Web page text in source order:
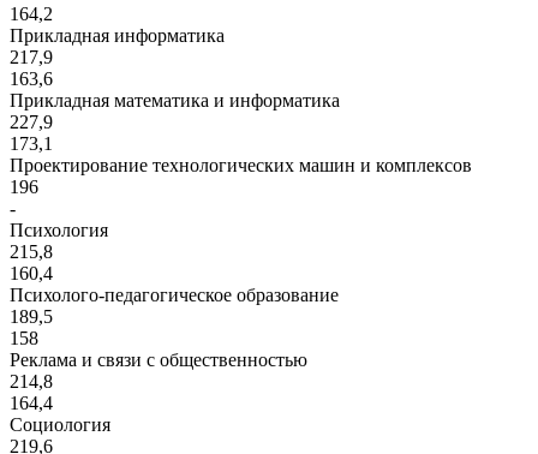
164,2
Прикладная информатика
217,9
163,6
Прикладная математика и информатика
227,9
173,1
Проектирование технологических машин и комплексов
196
-
Психология
215,8
160,4
Психолого-педагогическое образование
189,5
158
Реклама и связи с общественностью
214,8
164,4
Социология
219,6